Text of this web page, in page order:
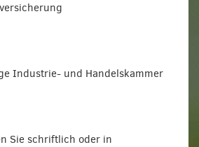
Industrie- und Handelskammer
Sie schriftlich oder in